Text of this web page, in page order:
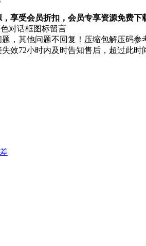
享受会员折扣，会员专享资源免费下
对话框图标留言
，其他问题不回复！压缩包解压码参
效72小时内及时告知售后，超过此时